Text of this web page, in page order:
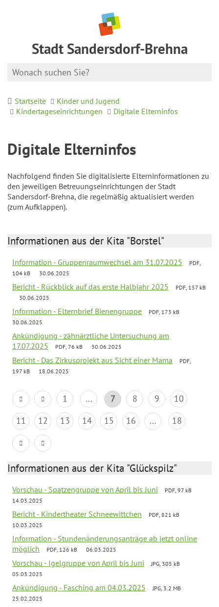
Stadt Sandersdorf-Brehna
Startseite
Kinder und Jugend
Kindertageseinrichtungen
Digitale Elterninfos
Digitale Elterninfos
Nachfolgend finden Sie digitalisierte Elterninformationen zu
den jeweiligen Betreuungseinrichtungen der Stadt
Sandersdorf-Brehna, die regelmäßig aktualisiert werden
(zum Aufklappen).
Informationen aus der Kita "Borstel"
Information - Gruppenraumwechsel am 31.07.2025
PDF,
104 kB
30.06.2025
Bericht - Rückblick auf das erste Halbjahr 2025
PDF, 157 kB
30.06.2025
Information - Elternbrief Bienengruppe
PDF, 173 kB
30.06.2025
Ankündigung - zähnärztliche Untersuchung am
17.07.2025
PDF, 76 kB 30.06.2025
Bericht - Das Zirkusprojekt aus Sicht einer Mama
PDF,
197 kB
18.06.2025
1 ... 7 8 9
10
11
12 13 14 15 16 ... 18
Informationen aus der Kita "Glückspilz"
Vorschau - Spatzengruppe von April bis Juni
PDF, 97 kB
14.03.2025
Bericht - Kindertheater Schneewittchen
PDF, 821 kB
10.03.2025
Information - Stundenänderungsanträge ab jetzt online
möglich
PDF, 126 kB 06.03.2025
Vorschau - Igelgruppe von April bis Juni
JPG, 305 kB
05.03.2025
Ankündigung - Fasching am 04.03.2025
JPG, 3.2 MB
25.02.2025